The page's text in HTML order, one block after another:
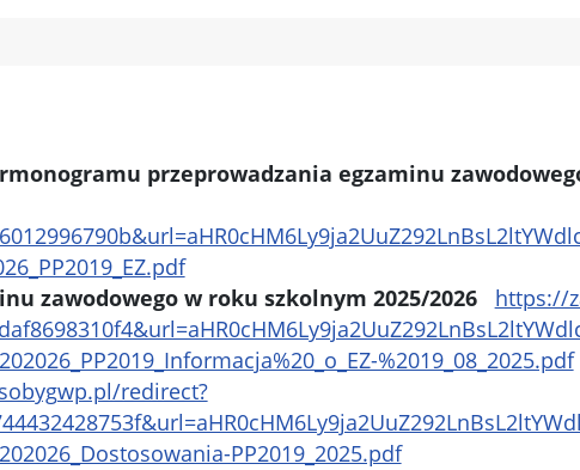
przeprowadzania egzaminu
zawodowego w roku szkolnym 2025/2026
https://
%2019_08_2025.pdf
redirect?
PP2019_2025.pdf